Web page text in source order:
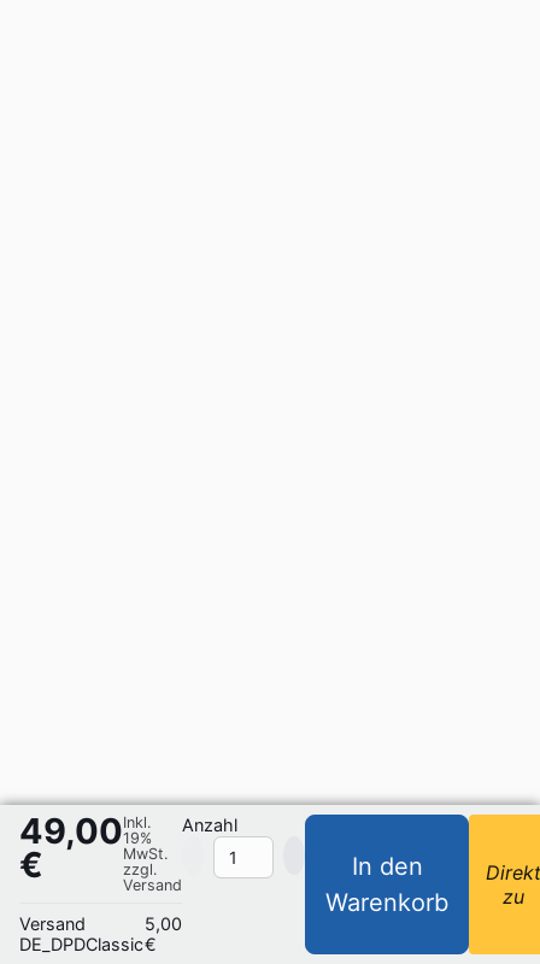
49,00
€
Inkl.
19%
MwSt.
zzgl.
Versand
Versand
DE_DPDClassic
5,00
€
Anzahl
In den
Warenkorb
zu